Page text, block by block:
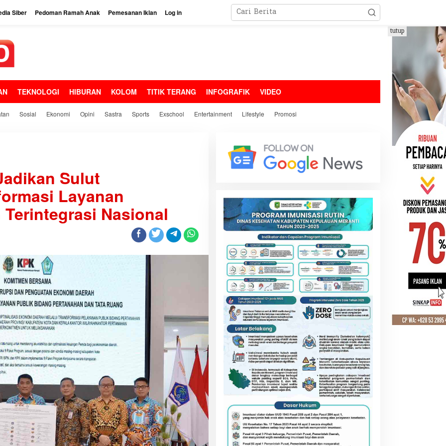
Siber Pedoman Ramah Anak Pemesanan Iklan Log in
TEKNOLOGI HIBURAN KOLOM TITIK TERANG INFOGRAFIK VIDEO
Sosial Ekonomi Opini Sastra Sports Exschool Entertainment Lifestyle Promosi
tutup
Sulut
Layanan
Nasional